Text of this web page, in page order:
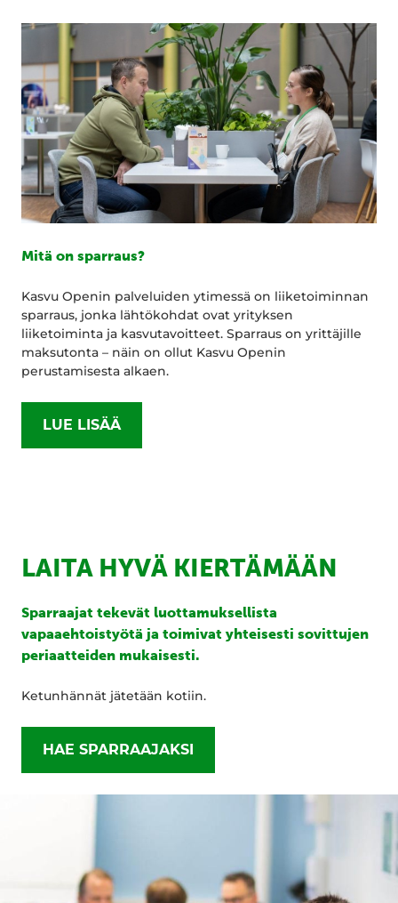
Mitä on sparraus?
Kasvu Openin palveluiden ytimessä on liiketoiminnan
sparraus, jonka lähtökohdat ovat yrityksen
liiketoiminta ja kasvutavoitteet. Sparraus on yrittäjille
maksutonta – näin on ollut Kasvu Openin
perustamisesta alkaen.
LUE LISÄÄ
LAITA HYVÄ KIERTÄMÄÄN
Sparraajat tekevät luottamuksellista
vapaaehtoistyötä ja toimivat yhteisesti sovittujen
periaatteiden mukaisesti.
Ketunhännät jätetään kotiin.
HAE SPARRAAJAKSI